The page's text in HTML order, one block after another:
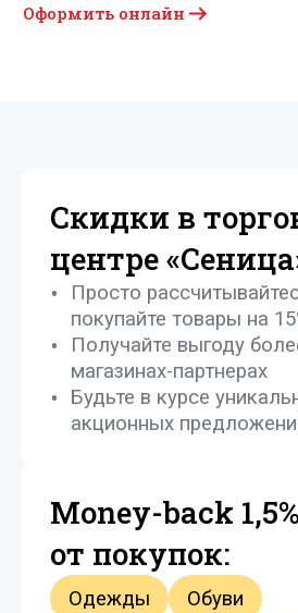
Оформить онлайн
Скидки в
центре
Просто
покупайте товары на
Получайте выгоду
магазинах-партнерах
Будьте в курсе
акционных
Money-back 1,5%
от покупок:
Одежды
Обуви